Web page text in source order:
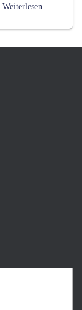
Weiterlesen